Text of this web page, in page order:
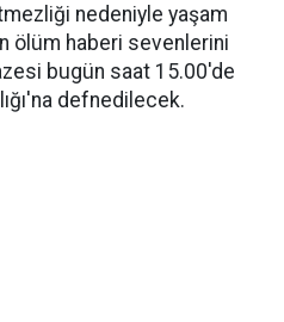
nedeniyle yaşam
ölüm haberi sevenlerini
bugün saat 15.00'de
defnedilecek.